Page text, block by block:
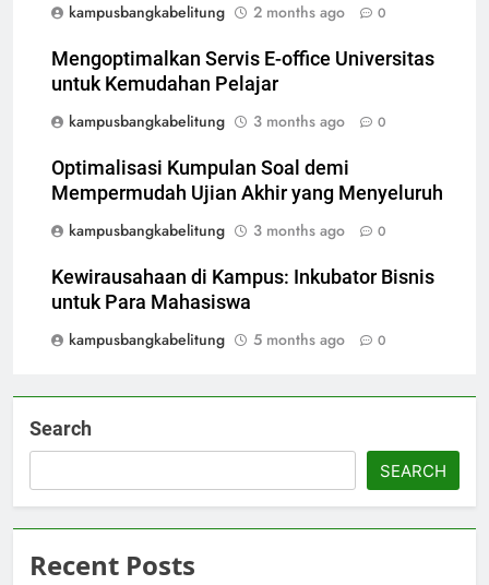
kampusbangkabelitung
2 months ago 0
Mengoptimalkan Servis E-office Universitas
untuk Kemudahan Pelajar
kampusbangkabelitung
3 months ago 0
Optimalisasi Kumpulan Soal demi
Mempermudah Ujian Akhir yang Menyeluruh
kampusbangkabelitung
3 months ago 0
Kewirausahaan di Kampus: Inkubator Bisnis
untuk Para Mahasiswa
kampusbangkabelitung
5 months ago 0
Search
SEARCH
Recent Posts